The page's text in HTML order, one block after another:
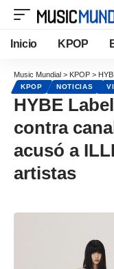
Inicio KPOP
Music Mundial > KPOP > HYBE
KPOP NOTICIAS
HYBE
contra
acusó a
artistas